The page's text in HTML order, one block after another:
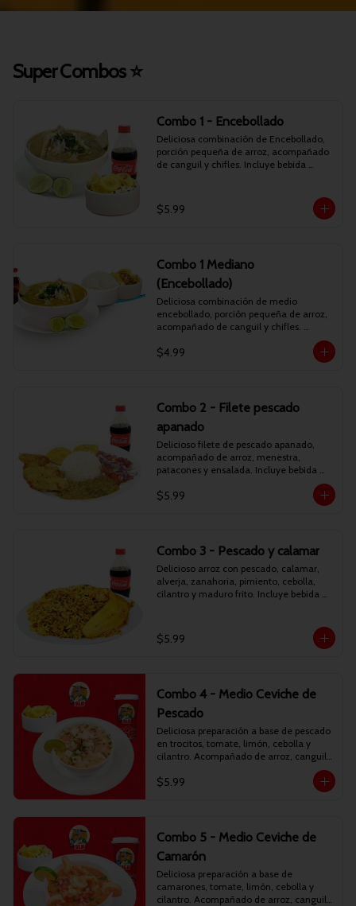
Super Combos ⭐
Combo 1 - Encebollado
Deliciosa combinación de Encebollado,
porción pequeña de arroz, acompañado
de canguil y chifles. Incluye bebida
$5.99
Combo 1 Mediano
(Encebollado)
Deliciosa combinación de medio
encebollado, porción pequeña de arroz,
acompañado de canguil y chifles.
$4.99
Combo 2 - Filete pescado
apanado
Delicioso filete de pescado apanado,
acompañado de arroz, menestra,
patacones y ensalada. Incluye bebida
$5.99
Combo 3 - Pescado y calamar
Delicioso arroz con pescado, calamar,
alverja, zanahoria, pimiento, cebolla,
cilantro y maduro frito. Incluye bebida
$5.99
Combo 4 - Medio Ceviche de
Pescado
Deliciosa preparación a base de pescado
en trocitos, tomate, limón, cebolla y
cilantro. Acompañado de arroz, canguil
$5.99
Combo 5 - Medio Ceviche de
Camarón
Deliciosa preparación a base de
camarones, tomate, limón, cebolla y
cilantro. Acompañado de arroz, canguil